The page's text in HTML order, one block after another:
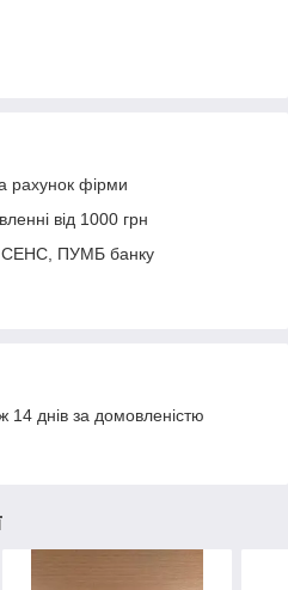
рахунок фірми
від 1000 грн
ПУМБ банку
днів за домовленістю